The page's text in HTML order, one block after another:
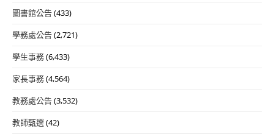
圖書館公告(433)
學務處公告(2,721)
學生事務(6,433)
家長事務(4,564)
教務處公告(3,532)
教師甄選(42)